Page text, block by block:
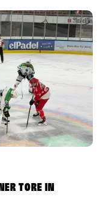
TORE IN